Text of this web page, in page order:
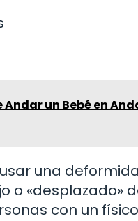
Andar un Bebé en
una
o «desplazado»
con un